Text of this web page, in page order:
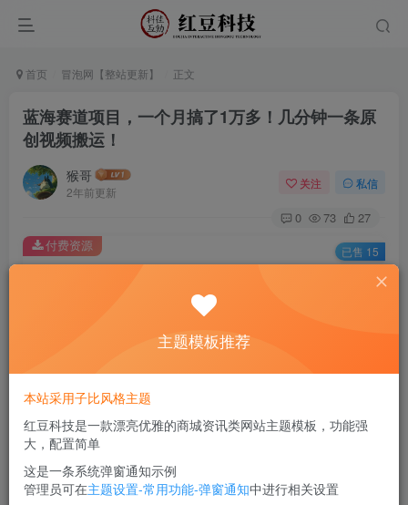
首页 冒泡网【整站更新】 正文
蓝海赛道项目，一个月搞了1万多！几分钟一条原
创视频搬运！
猴哥
2年前更新
关注 私信
0 73 27
此内容为付费资源，请付费后查看
￥9.9
您当前未登录！建议登陆后购买，可保存购买订单
付费资源 已售 15
蓝海赛道项目，一个月搞了1万多！几分钟一条原创视频搬
主题模板推荐
本站采用子比风格主题
红豆科技是一款漂亮优雅的商城资讯类网站主题模板，功能强
大，配置简单
这是一条系统弹窗通知示例
管理员可在主题设置-常用功能-弹窗通知中进行相关设置